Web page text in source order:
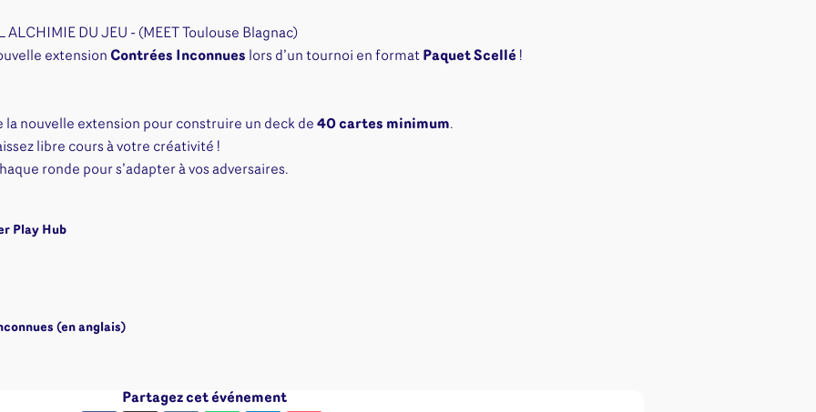
Magic l'assemblée
One Piece
Flesh and Blood
Legends
Divers rangement
Tapis de jeu
DU JEU - (MEET Toulouse Blagnac)
extension Contrées Inconnues lors d’un tournoi en format Paquet Scellé !
la nouvelle extension pour construire un deck de40 cartes minimum.
libre cours à votre créativité !
ronde pour s’adapter à vos adversaires.
Play Hub
(en anglais)
Partagez cet événement